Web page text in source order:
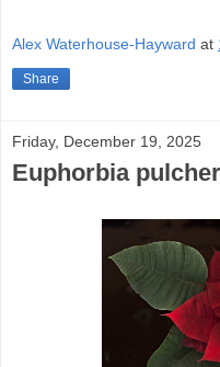
Alex Waterhouse-Hayward at
Share
Friday, December 19, 2025
Euphorbia